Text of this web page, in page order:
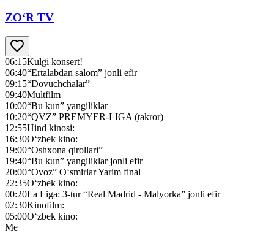
ZO‘R TV
06:15Kulgi konsert!
06:40“Ertalabdan salom” jonli efir
09:15“Dovuchchalar”
09:40Multfilm
10:00“Bu kun” yangiliklar
10:20“QVZ” PREMYER-LIGA (takror)
12:55Hind kinosi:
16:30O‘zbek kino:
19:00“Oshxona qirollari”
19:40“Bu kun” yangiliklar jonli efir
20:00“Ovoz” O‘smirlar Yarim final
22:35O‘zbek kino:
00:20La Liga: 3-tur “Real Madrid - Malyorka” jonli efir
02:30Kinofilm:
05:00O‘zbek kino:
Me